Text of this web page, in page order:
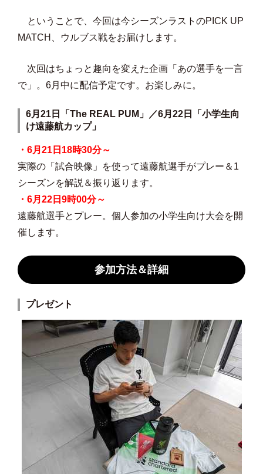
ということで、今回は今シーズンラストのPICK UP
MATCH、ウルブス戦をお届けします。
次回はちょっと趣向を変えた企画「あの選手を一言
で」。6月中に配信予定です。お楽しみに。
6月21日「The REAL PUM」／6月22日「小学生向
け遠藤航カップ」
・6月21日18時30分～
実際の「試合映像」を使って遠藤航選手がプレー＆1
シーズンを解説＆振り返ります。
・6月22日9時00分～
遠藤航選手とプレー。個人参加の小学生向け大会を開
催します。
参加方法＆詳細
プレゼント